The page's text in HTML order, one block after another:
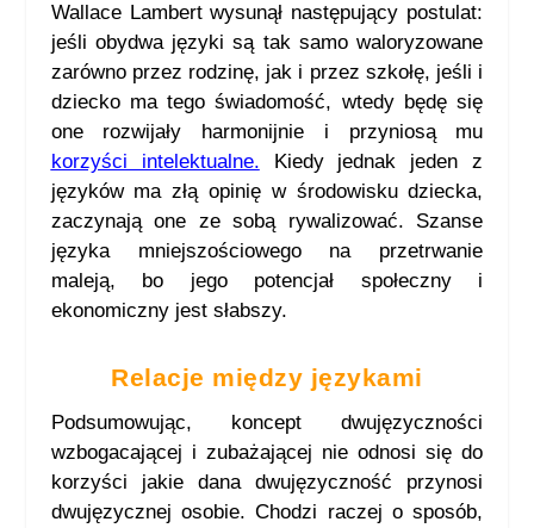
Wallace Lambert wysunął następujący postulat:
jeśli obydwa języki są tak samo waloryzowane
zarówno przez rodzinę, jak i przez szkołę, jeśli i
dziecko ma tego świadomość, wtedy będę się
one rozwijały harmonijnie i przyniosą mu
korzyści intelektualne. Kiedy jednak jeden z
języków ma złą opinię w środowisku dziecka,
zaczynają one ze sobą rywalizować. Szanse
języka mniejszościowego na przetrwanie
maleją, bo jego potencjał społeczny i
ekonomiczny jest słabszy.
Relacje między językami
Podsumowując, koncept dwujęzyczności
wzbogacającej i zubażającej nie odnosi się do
korzyści jakie dana dwujęzyczność przynosi
dwujęzycznej osobie. Chodzi raczej o sposób,